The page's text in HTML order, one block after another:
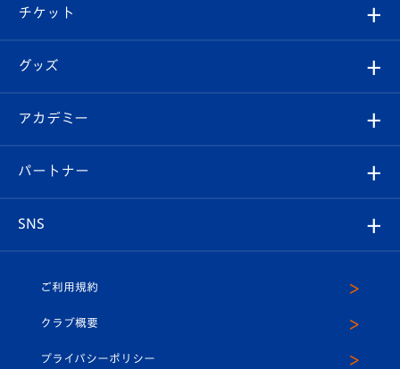
チケット
イベント
メディア
ホームタウン
エンブレム紹介
スタッフプロフィール
マスコット紹介
はじめての観戦ガイド
Revive Team
ヴィヴィくんの長崎おもてなしガイド
試合日程/結果
フォトギャラリー
スタジアムグルメ
チケット
チケット
V-LOVERS（ファンクラブ）
プレイヤーズスイート
グッズ
オンラインショップ
店舗情報
アカデミー
育成からのお知らせ
U-18
パートナー
SNS
ヴィヴィくんインスタグラム
公式LINE＠
ご利用規約
クラブ概要
プライバシーポリシー